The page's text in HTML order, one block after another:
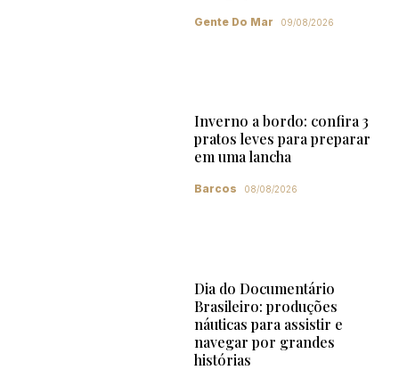
Gente Do Mar 09/08/2026
Inverno a bordo: confira 3
pratos leves para preparar
em uma lancha
Barcos 08/08/2026
Dia do Documentário
Brasileiro: produções
náuticas para assistir e
navegar por grandes
histórias